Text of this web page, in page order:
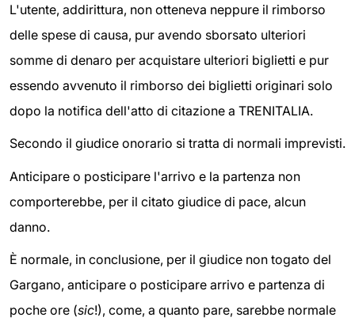
L'utente, addirittura, non otteneva neppure il rimborso
delle spese di causa, pur avendo sborsato ulteriori
somme di denaro per acquistare ulteriori biglietti e pur
essendo avvenuto il rimborso dei biglietti originari solo
dopo la notifica dell'atto di citazione a TRENITALIA.
Secondo il giudice onorario si tratta di normali imprevisti.
Anticipare o posticipare l'arrivo e la partenza non
comporterebbe, per il citato giudice di pace, alcun
danno.
È normale, in conclusione, per il giudice non togato del
Gargano, anticipare o posticipare arrivo e partenza di
poche ore (sic!), come, a quanto pare, sarebbe normale